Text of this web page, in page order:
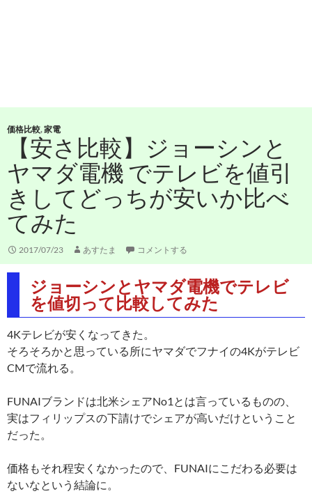
価格比較,家電
【安さ比較】ジョーシンと
ヤマダ電機 でテレビを値引
きしてどっちが安いか比べ
てみた
2017/07/23 あすたま コメントする
ジョーシンとヤマダ電機でテレビ
を値切って比較してみた
4Kテレビが安くなってきた。
そろそろかと思っている所にヤマダでフナイの4Kがテレビ
CMで流れる。
FUNAIブランドは北米シェアNo1とは言っているものの、
実はフィリップスの下請けでシェアが高いだけということ
だった。
価格もそれ程安くなかったので、FUNAIにこだわる必要は
ないなという結論に。